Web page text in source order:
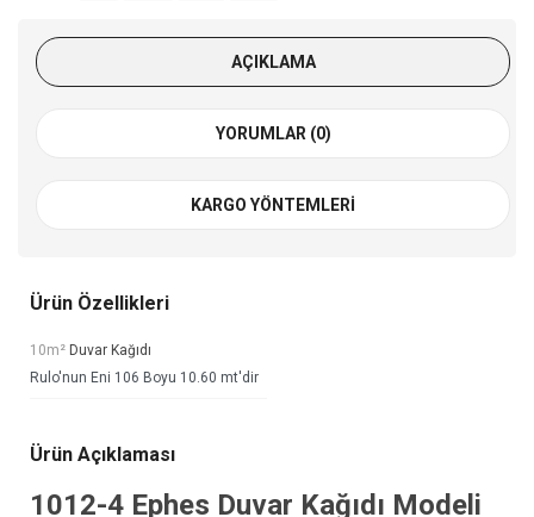
AÇIKLAMA
YORUMLAR (0)
KARGO YÖNTEMLERI
Ürün Özellikleri
10m² Duvar Kağıdı
Rulo'nun Eni 106 Boyu 10.60 mt'dir
Ürün Açıklaması
1012-4 Ephes Duvar Kağıdı Modeli